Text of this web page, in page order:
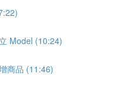
Model (10:24)
商品 (11:46)